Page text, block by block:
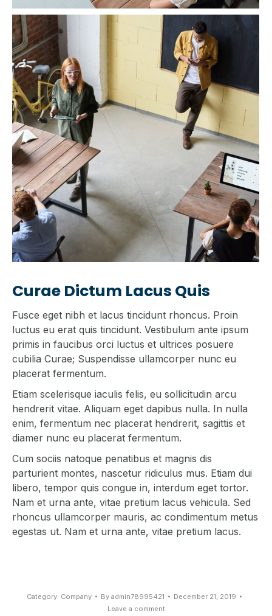
Curae Dictum Lacus Quis
Fusce eget nibh et lacus tincidunt rhoncus. Proin
luctus eu erat quis tincidunt. Vestibulum ante ipsum
primis in faucibus orci luctus et ultrices posuere
cubilia Curae; Suspendisse ullamcorper nunc eu
placerat fermentum.
Etiam scelerisque iaculis felis, eu sollicitudin arcu
hendrerit vitae. Aliquam eget dapibus nulla. In nulla
enim, fermentum nec placerat hendrerit, sagittis et
diamer nunc eu placerat fermentum.
Cum sociis natoque penatibus et magnis dis
parturient montes, nascetur ridiculus mus. Etiam dui
libero, tempor quis congue in, interdum eget tortor.
Nam et urna ante, vitae pretium lacus vehicula. Sed
rhoncus ullamcorper mauris, ac condimentum metus
egestas ut. Nam et urna ante, vitae pretium lacus.
Category: Company By admin78995421
December 21, 2019
Leave a comment